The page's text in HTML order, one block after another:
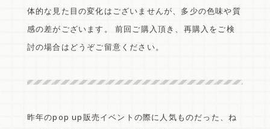
体的な見た目の変化はございませんが、多少の色味や質
感の差がございます。 前回ご購入頂き、再購入をご検
討の場合はどうぞご留意ください。
昨年のpop up販売イベントの際に人気ものだった、ね